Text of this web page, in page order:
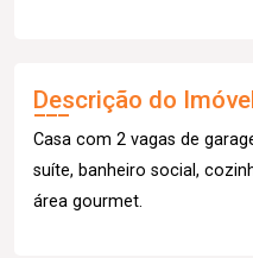
Descrição do
Casa com 2 vagas de
suíte, banheiro social,
área gourmet.